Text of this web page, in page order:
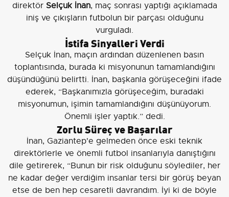
direktör Selçuk İnan, maç sonrası yaptığı açıklamada
iniş ve çıkışların futbolun bir parçası olduğunu
vurguladı.
İstifa Sinyalleri Verdi
Selçuk İnan, maçın ardından düzenlenen basın
toplantısında, burada ki misyonunun tamamlandığını
düşündüğünü belirtti. İnan, başkanla görüşeceğini ifade
ederek, “Başkanımızla görüşeceğim, buradaki
misyonumun, işimin tamamlandığını düşünüyorum.
Önemli işler yaptık.” dedi.
Zorlu Süreç ve Başarılar
İnan, Gaziantep'e gelmeden önce eski teknik
direktörlerle ve önemli futbol insanlarıyla danıştığını
dile getirerek, “Bunun bir risk olduğunu söylediler, her
ne kadar değer verdiğim insanlar tersi bir görüş beyan
etse de ben hep cesaretli davrandım. İyi ki de böyle